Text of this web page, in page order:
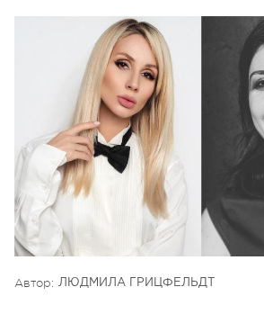
Автор: ЛЮДМИЛА ГРИЦФЕЛЬДТ